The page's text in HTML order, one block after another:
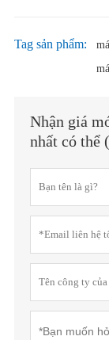
Tag sản phẩm:
Nhận giá
nhất có thể